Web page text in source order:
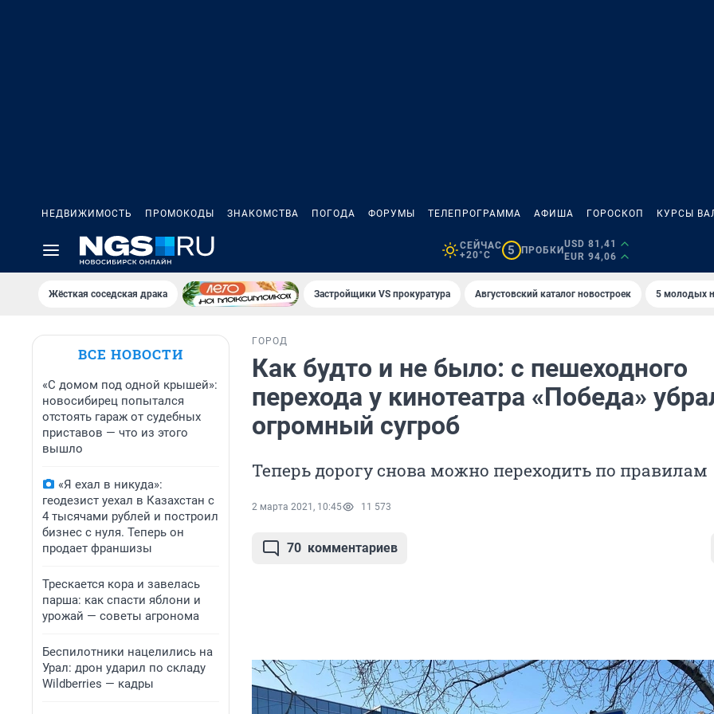
НЕДВИЖИМОСТЬ ПРОМОКОДЫ ЗНАКОМСТВА ПОГОДА ФОРУМЫ ТЕЛЕПРОГРАММА АФИША ГОРОСКОП КУРСЫ
СЕЙЧАС
+20°C
5 ПРОБКИ
USD 81,41
EUR 94,06
Жёсткая соседская драка Застройщики VS прокуратура Августовский каталог новостроек 5 молодых
ВСЕ НОВОСТИ
«С домом под одной крышей»:
новосибирец попытался
отстоять гараж от судебных
приставов — что из этого
вышло
«Я ехал в никуда»:
геодезист уехал в Казахстан с
4 тысячами рублей и построил
бизнес с нуля. Теперь он
продает франшизы
Трескается кора и завелась
парша: как спасти яблони и
урожай — советы агронома
Беспилотники нацелились на
Урал: дрон ударил по складу
Wildberries — кадры
ГОРОД
Как будто и не было: с пешеходного
перехода у кинотеатра «Победа»
огромный сугроб
Теперь дорогу снова можно переходить по правилам
2 марта 2021, 10:45 11 573
70 комментариев